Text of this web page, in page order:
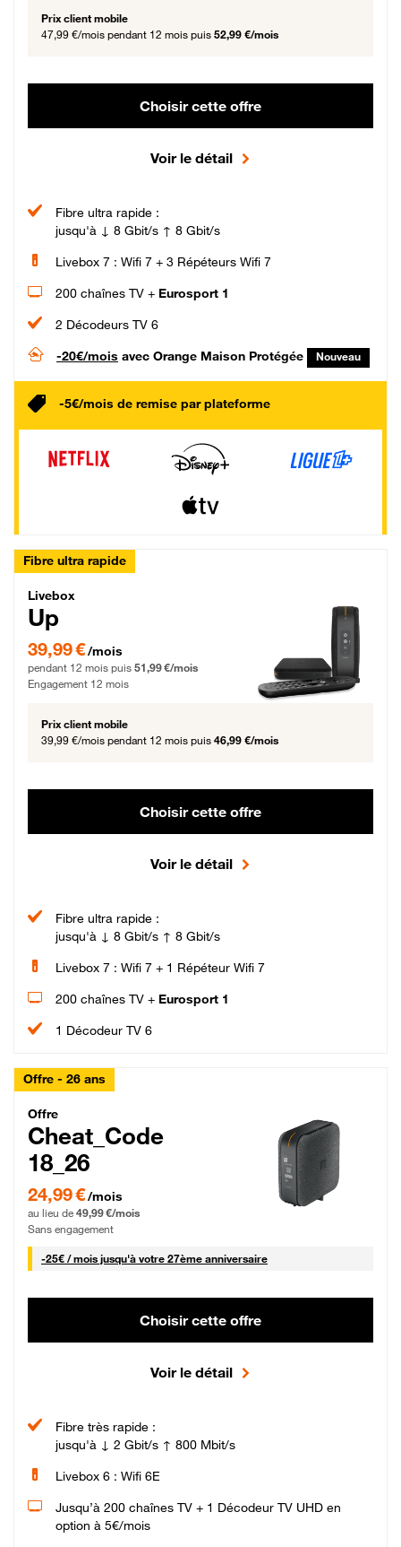
Prix client mobile
47,99 €/mois pendant 12 mois puis 52,99 €/mois
Choisir cette offre
Voir le détail
Fibre ultra rapide :
jusqu'à ↓ 8 Gbit/s ↑ 8 Gbit/s
Livebox 7 : Wifi 7 + 3 Répéteurs Wifi 7
200 chaînes TV + Eurosport 1
2 Décodeurs TV 6
-20€/mois avec Orange Maison Protégée Nouveau
-5€/mois de remise par plateforme
Fibre ultra rapide
Livebox Up Fibre
Livebox
Up
39,99 € par mois pendant 12 mois puis 51,99 € par mois, Engagement 12 mois
39,99 €/mois
pendant 12 mois puis 51,99 €/mois
Engagement 12 mois
Prix client mobile
39,99 €/mois pendant 12 mois puis 46,99 €/mois
Choisir cette offre
Voir le détail
Fibre ultra rapide :
jusqu'à ↓ 8 Gbit/s ↑ 8 Gbit/s
Livebox 7 : Wifi 7 + 1 Répéteur Wifi 7
200 chaînes TV + Eurosport 1
1 Décodeur TV 6
Offre - 26 ans
Cheat_Code Fibre_18_26
Offre
Cheat_Code
18_26
24,99 € par mois pendant 0 mois puis 49,99 € par mois, Sans engagement
24,99 €/mois
au lieu de 49,99 €/mois
Sans engagement
-25€ / mois25 € par mois
jusqu'à votre 27ème anniversaire
Choisir cette offre
Voir le détail
Fibre très rapide :
jusqu'à ↓ 2 Gbit/s ↑ 800 Mbit/s
Livebox 6 : Wifi 6E
Jusqu’à 200 chaînes TV + 1 Décodeur TV UHD en
option à 5€/mois